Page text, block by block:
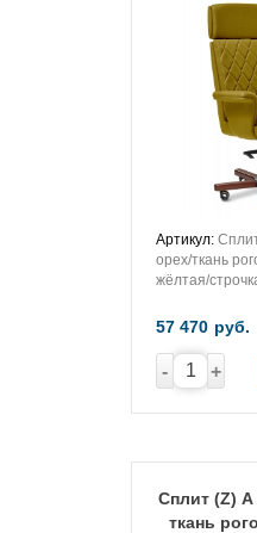
Артикул:
орех/ткань
жёлтая/
57 470 руб.
- +
Сплит (Z)
ткань